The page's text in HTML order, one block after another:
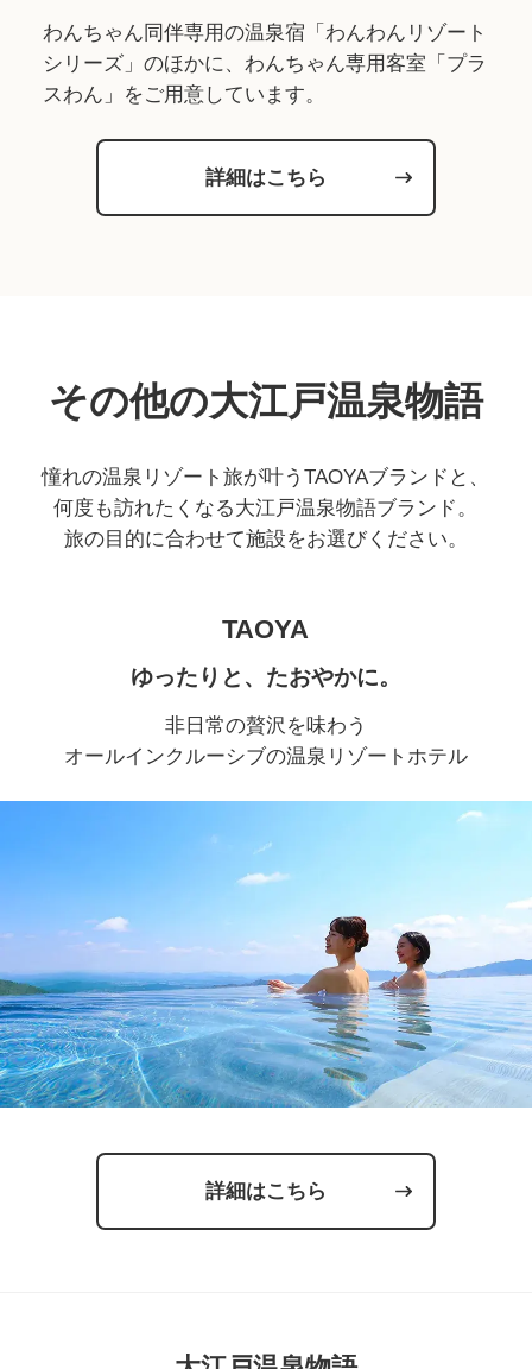
わんちゃん同伴専用の温泉宿「わんわんリゾート
シリーズ」のほかに、わんちゃん専用客室「プラ
スわん」をご用意しています。
詳細はこちら
その他の大江戸温泉物語
憧れの温泉リゾート旅が叶うTAOYAブランドと、
何度も訪れたくなる大江戸温泉物語ブランド。
旅の目的に合わせて施設をお選びください。
TAOYA
ゆったりと、たおやかに。
非日常の贅沢を味わう
オールインクルーシブの温泉リゾートホテル
詳細はこちら